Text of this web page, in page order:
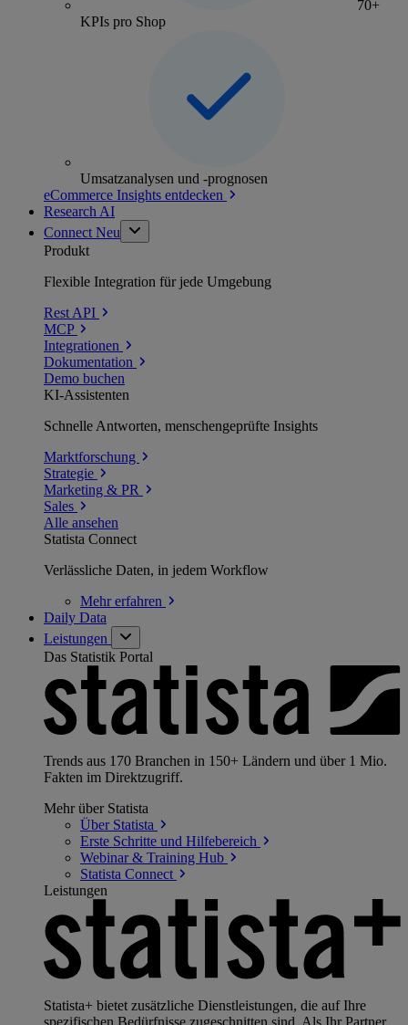
70+
KPIs pro Shop
Umsatzanalysen und -prognosen
eCommerce Insights entdecken
Research AI
Connect Neu
Produkt
Flexible Integration für jede Umgebung
Rest API
MCP
Integrationen
Dokumentation
Demo buchen
KI-Assistenten
Schnelle Antworten, menschengeprüfte Insights
Marktforschung
Strategie
Marketing & PR
Sales
Alle ansehen
Statista Connect
Verlässliche Daten, in jedem Workflow
Mehrerfahren
Daily Data
Leistungen
Das Statistik Portal
Trends aus 170 Branchen in 150+ Ländern und über 1 Mio.
Fakten im Direktzugriff.
Mehr über Statista
Über Statista
Erste Schritte und Hilfebereich
Webinar & Training Hub
Statista Connect
Leistungen
Statista+ bietet zusätzliche Dienstleistungen, die auf Ihre
spezifischen Bedürfnisse zugeschnitten sind. Als Ihr Partner